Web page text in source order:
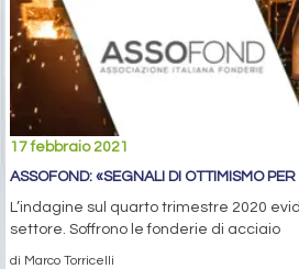
17 febbraio 2021
ASSOFOND: «SEGNALI DI OTTIMISMO
L’indagine sul quarto trimestre 2020
settore. Soffrono le fonderie di acciaio
di Marco Torricelli